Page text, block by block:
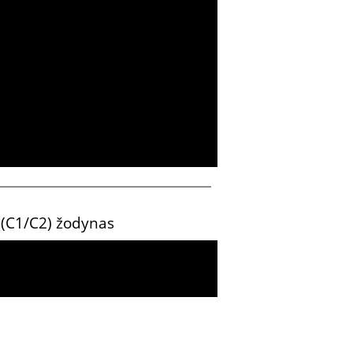
C2) žodynas